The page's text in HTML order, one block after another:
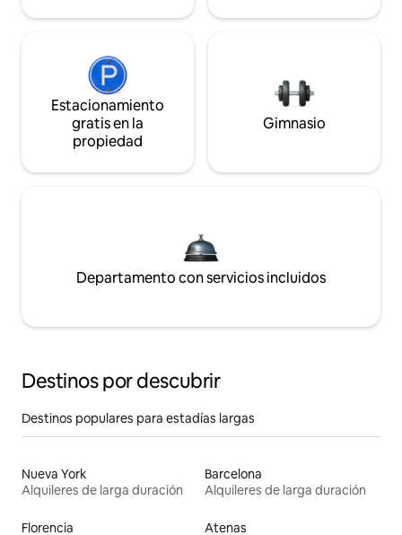
Estacionamiento
gratis en la
propiedad
Gimnasio
Departamento con servicios incluidos
Destinos por descubrir
Destinos populares para estadías largas
Nueva York
Alquileres de larga duración
Barcelona
Alquileres de larga duración
Florencia Atenas